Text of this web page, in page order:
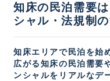
知床の民泊需要
シャル・法規制
知床エリアで民泊を始
広がる知床の民泊需要
ンシャルをリアルなデ